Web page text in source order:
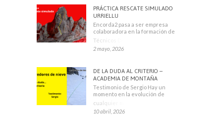
PRÁCTICA RESCATE SIMULADO
URRIELLU
Encorda2 pasa a ser empresa
colaboradora en la formación de
Técnicos Deportivos
2 mayo, 2026
DE LA DUDA AL CRITERIO –
ACADEMIA DE MONTAÑA
Testimonio de Sergio Hay un
momento en la evolución de
cualquier montañero
10 abril, 2026